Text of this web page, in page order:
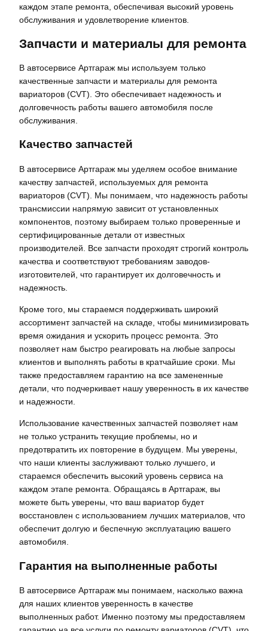
каждом этапе ремонта, обеспечивая высокий уровень
обслуживания и удовлетворение клиентов.
Запчасти и материалы для ремонта
В автосервисе Артгараж мы используем только
качественные запчасти и материалы для ремонта
вариаторов (CVT). Это обеспечивает надежность и
долговечность работы вашего автомобиля после
обслуживания.
Качество запчастей
В автосервисе Артгараж мы уделяем особое внимание
качеству запчастей, используемых для ремонта
вариаторов (CVT). Мы понимаем, что надежность работы
трансмиссии напрямую зависит от установленных
компонентов, поэтому выбираем только проверенные и
сертифицированные детали от известных
производителей. Все запчасти проходят строгий контроль
качества и соответствуют требованиям заводов-
изготовителей, что гарантирует их долговечность и
надежность.
Кроме того, мы стараемся поддерживать широкий
ассортимент запчастей на складе, чтобы минимизировать
время ожидания и ускорить процесс ремонта. Это
позволяет нам быстро реагировать на любые запросы
клиентов и выполнять работы в кратчайшие сроки. Мы
также предоставляем гарантию на все замененные
детали, что подчеркивает нашу уверенность в их качестве
и надежности.
Использование качественных запчастей позволяет нам
не только устранить текущие проблемы, но и
предотвратить их повторение в будущем. Мы уверены,
что наши клиенты заслуживают только лучшего, и
стараемся обеспечить высокий уровень сервиса на
каждом этапе ремонта. Обращаясь в Артгараж, вы
можете быть уверены, что ваш вариатор будет
восстановлен с использованием лучших материалов, что
обеспечит долгую и беспечную эксплуатацию вашего
автомобиля.
Гарантия на выполненные работы
В автосервисе Артгараж мы понимаем, насколько важна
для наших клиентов уверенность в качестве
выполненных работ. Именно поэтому мы предоставляем